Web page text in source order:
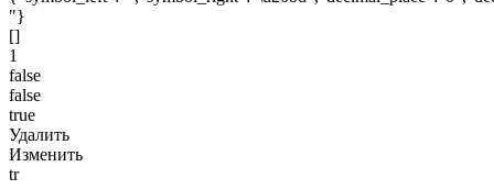
"}
[]
1
false
false
true
Удалить
Изменить
tr